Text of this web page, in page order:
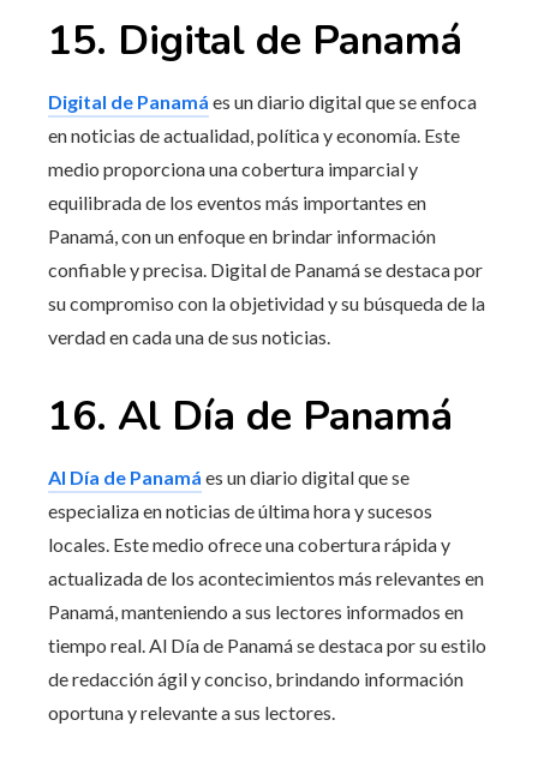
15. Digital de Panamá
Digital de Panamá es un diario digital que se enfoca
en noticias de actualidad, política y economía. Este
medio proporciona una cobertura imparcial y
equilibrada de los eventos más importantes en
Panamá, con un enfoque en brindar información
confiable y precisa. Digital de Panamá se destaca por
su compromiso con la objetividad y su búsqueda de la
verdad en cada una de sus noticias.
16. Al Día de Panamá
Al Día de Panamá es un diario digital que se
especializa en noticias de última hora y sucesos
locales. Este medio ofrece una cobertura rápida y
actualizada de los acontecimientos más relevantes en
Panamá, manteniendo a sus lectores informados en
tiempo real. Al Día de Panamá se destaca por su estilo
de redacción ágil y conciso, brindando información
oportuna y relevante a sus lectores.